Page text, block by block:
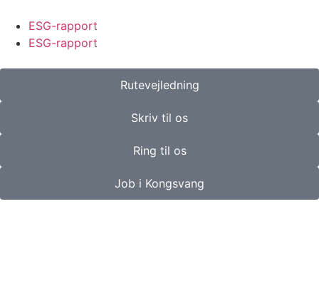
ESG-rapport
ESG-rapport
Rutevejledning
Skriv til os
Ring til os
Job i Kongsvang